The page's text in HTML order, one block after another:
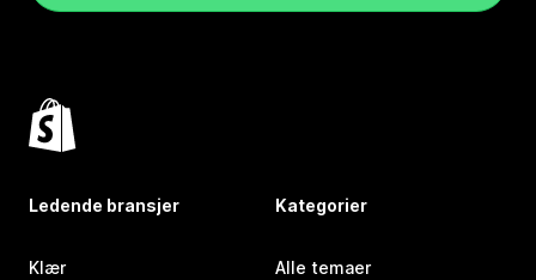
Ledende bransjer
Klær
Kategorier
Alle temaer